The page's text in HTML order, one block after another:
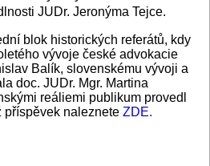
JUDr. Jeronýma Tejce.
blok historických referátů, kdy
vývoje české advokacie
Balík, slovenskému vývoji a
doc. JUDr. Mgr. Martina
reáliemi publikum provedl
příspěvek naleznete ZDE.